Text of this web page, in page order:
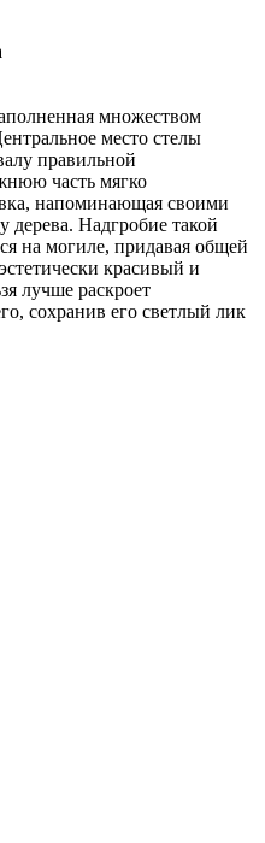
множеством
место стелы
правильной
часть мягко
напоминающая своими
дерева. Надгробие такой
на могиле, придавая общей
красивый и
лучше раскроет
сохранив его светлый лик